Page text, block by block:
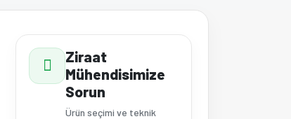
Ziraat
Mühendisimize
Sorun
Ürün seçimi ve teknik